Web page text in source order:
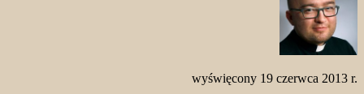
wyświęcony 19 czerwca 2013 r.